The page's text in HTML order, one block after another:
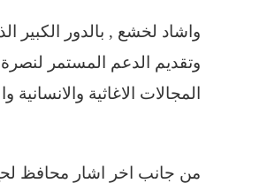
واشاد لخشع , بالدور الكبير
وتقديم الدعم المستمر
المجالات الاغاثية
من جانب اخر اشار محافظ لحج